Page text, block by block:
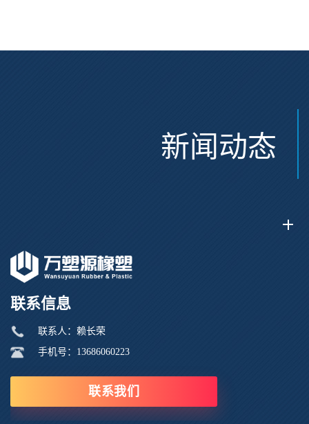
新闻动态
联系信息
联系人：赖长荣
手机号：13686060223
联系我们